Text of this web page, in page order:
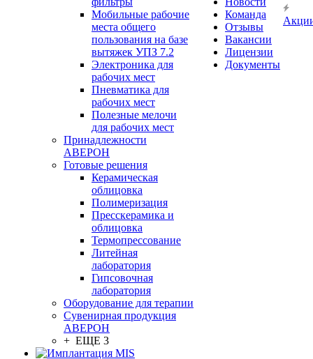
Мобильные рабочие
места общего
пользования на базе
вытяжек УПЗ 7.2
Электроника для
рабочих мест
Пневматика для
рабочих мест
Полезные мелочи
для рабочих мест
Принадлежности
АВЕРОН
Готовые решения
Керамическая
облицовка
Полимеризация
Пресскерамика и
облицовка
Термопрессование
Литейная
лаборатория
Гипсовочная
лаборатория
Оборудование для терапии
Сувенирная продукция
АВЕРОН
+ ЕЩЕ 3
Команда
Отзывы
Вакансии
Лицензии
Документы